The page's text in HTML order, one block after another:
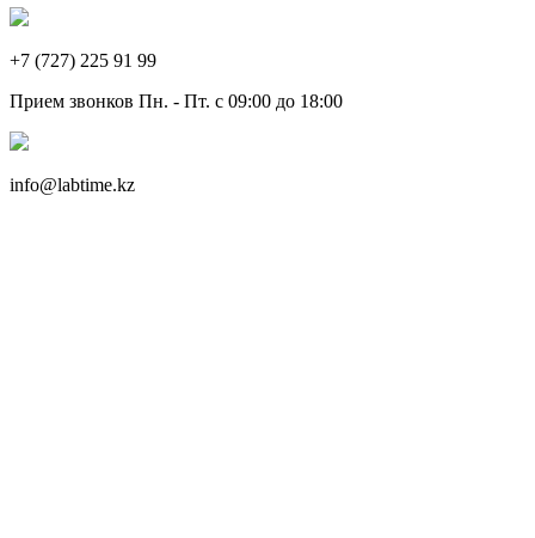
+7 (727) 225 91 99
Прием звонков Пн. - Пт. с 09:00 до 18:00
info@labtime.kz